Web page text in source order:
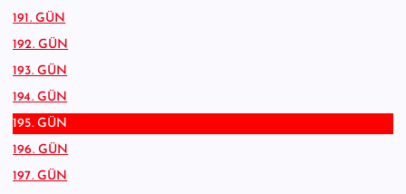
191. GÜN
192. GÜN
193. GÜN
194. GÜN
195. GÜN
196. GÜN
197. GÜN